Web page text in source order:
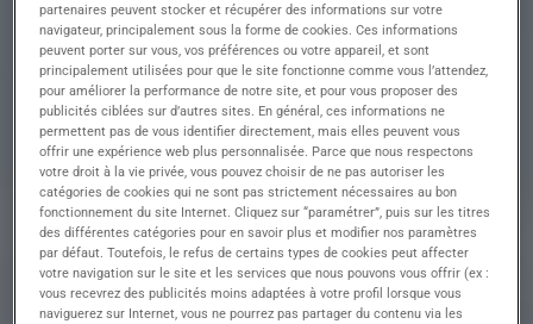
Expérience
Salaire
Contrat
Ville
()
Référence Annonce n°
partenaires peuvent stocker et récupérer des informations sur votre
navigateur, principalement sous la forme de cookies. Ces informations
peuvent porter sur vous, vos préférences ou votre appareil, et sont
principalement utilisées pour que le site fonctionne comme vous l’attendez,
pour améliorer la performance de notre site, et pour vous proposer des
publicités ciblées sur d’autres sites. En général, ces informations ne
permettent pas de vous identifier directement, mais elles peuvent vous
offrir une expérience web plus personnalisée. Parce que nous respectons
votre droit à la vie privée, vous pouvez choisir de ne pas autoriser les
catégories de cookies qui ne sont pas strictement nécessaires au bon
fonctionnement du site Internet. Cliquez sur “paramétrer”, puis sur les titres
des différentes catégories pour en savoir plus et modifier nos paramètres
par défaut. Toutefois, le refus de certains types de cookies peut affecter
votre navigation sur le site et les services que nous pouvons vous offrir (ex :
vous recevrez des publicités moins adaptées à votre profil lorsque vous
naviguerez sur Internet, vous ne pourrez pas partager du contenu via les